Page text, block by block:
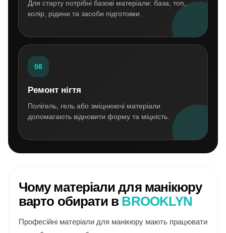
Для старту потрібні базові матеріали: база, топ,
колір, рідини та засоби підготовки.
08
Ремонт нігтя
Полігель, гель або зміцнюючі матеріали
допомагають відновити форму та міцність.
Чому матеріали для манікюру
варто обирати в BROOKLYN
Професійні матеріали для манікюру мають працювати